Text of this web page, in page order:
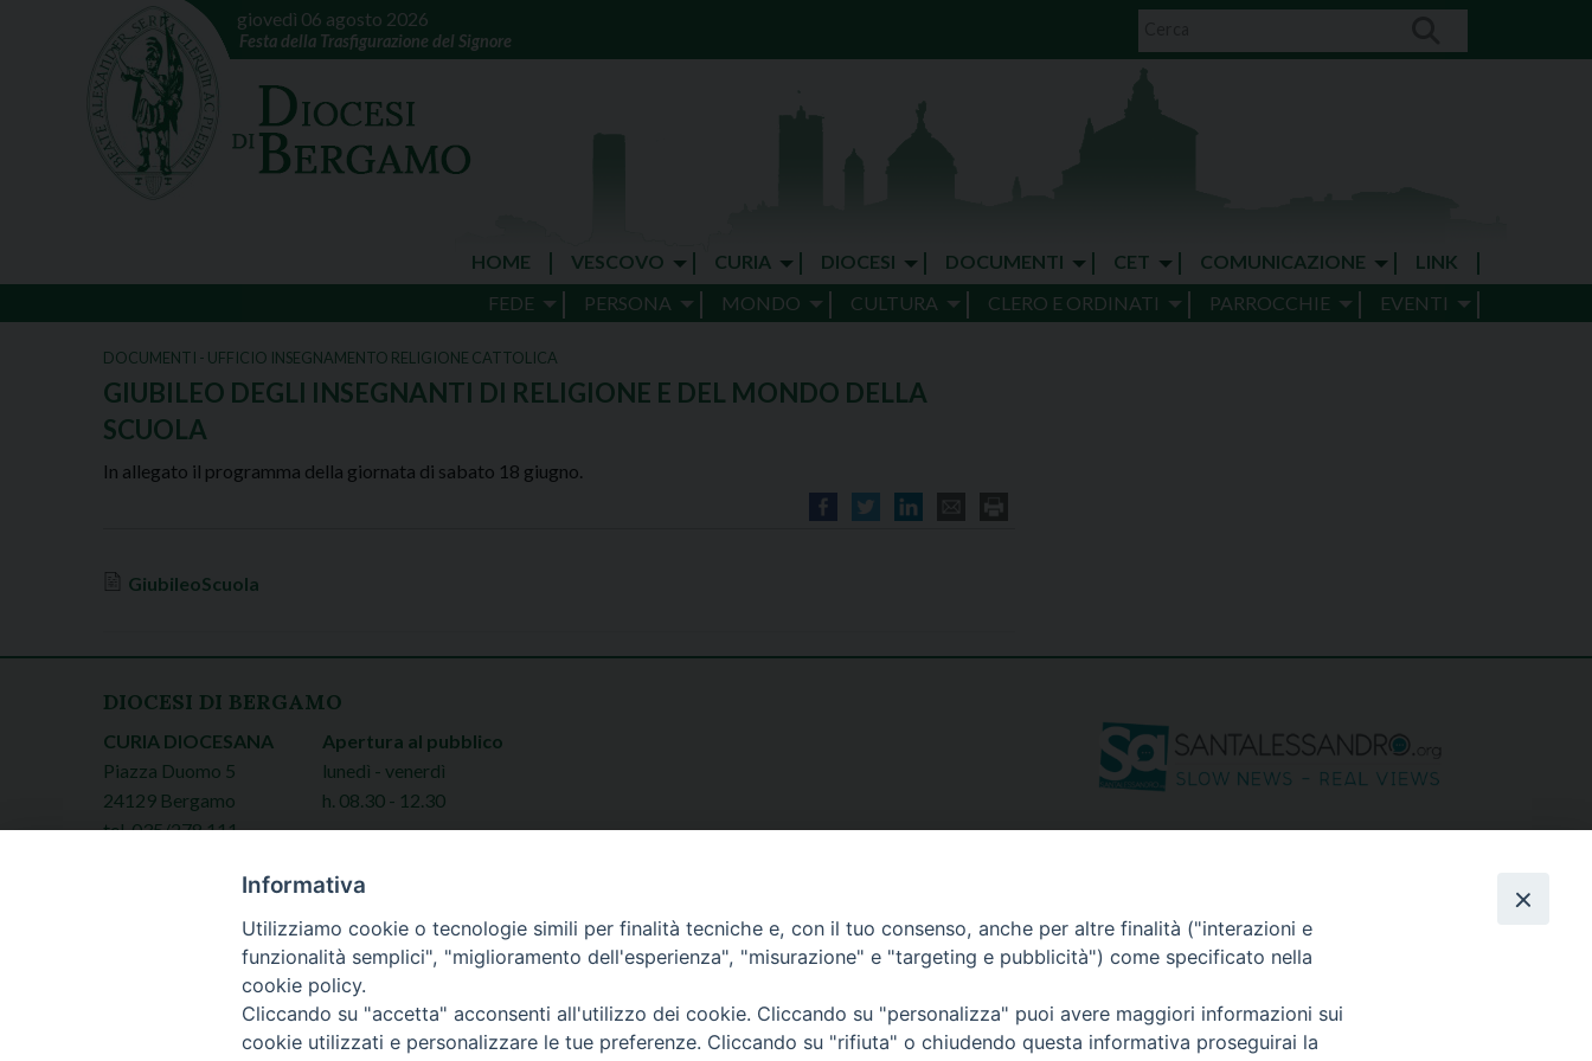
giovedì 06 agosto 2026
Festa della Trasfigurazione del Signore
HOME VESCOVO CURIA DIOCESI DOCUMENTI CET COMUNICAZIONE
LINK
FEDE
PERSONA MONDO CULTURA CLERO E ORDINATI PARROCCHIE EVENTI
DOCUMENTI - UFFICIO INSEGNAMENTO RELIGIONE CATTOLICA
GIUBILEO DEGLI INSEGNANTI DI RELIGIONE E DEL MONDO DELLA
SCUOLA
In allegato il programma della giornata di sabato 18 giugno.
GiubileoScuola
DIOCESI DI BERGAMO
CURIA DIOCESANA
Piazza Duomo 5
24129 Bergamo
tel. 035/278.111
Apertura al pubblico
lunedì - venerdì
h. 08.30 - 12.30
Copyright © 2026 Diocesi di Bergamo - C. F. 01072200163 - Tutti i diritti riservati. -Note legali-Privacy policy
Informativa
Utilizziamo cookie o tecnologie simili per finalità tecniche e, con il tuo consenso, anche per altre finalità ("interazioni e
funzionalità semplici", "miglioramento dell'esperienza", "misurazione" e "targeting e pubblicità") come specificato nella
cookie policy.
Cliccando su "accetta" acconsenti all'utilizzo dei cookie. Cliccando su "personalizza" puoi avere maggiori informazioni sui
cookie utilizzati e personalizzare le tue preferenze. Cliccando su "rifiuta" o chiudendo questa informativa proseguirai la